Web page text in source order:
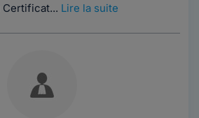
Lire la suite